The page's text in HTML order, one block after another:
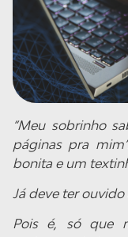
“Meu sobrinho
páginas pra
bonita e um
Já deve ter ouvido
Pois é, só que